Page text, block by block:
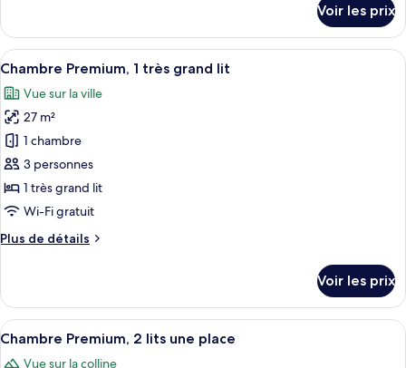
très
grand
lit
le
type
de
Chambre
Deluxe,
très
grand
lit
Voir les prix
Afficher
toutes
les
photos
pour
ce
type
de
chambre :
Chambre
très
grand
lit
Une chambre d’hôtel avec un lit, un
8
Chambre Premium, 1 très grand lit
Vue sur la ville
27 m²
1 chambre
3 personnes
1 très grand lit
Wi-Fi gratuit
Plus de détails
Plus
le
type
de
Voir les prix
Afficher
toutes
Une chambre d’hôtel avec deux lits,
21
Chambre Premium, 2 lits une place
Vue sur la colline